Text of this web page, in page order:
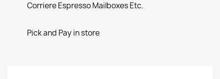
Corriere Espresso Mailboxes Etc.
Pick and Pay in store